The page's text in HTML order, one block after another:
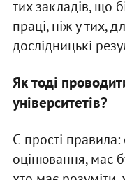
тих закладів, що
праці, ніж у тих,
дослідницькі
Як тоді
університетів?
Є прості правила:
оцінювання, має